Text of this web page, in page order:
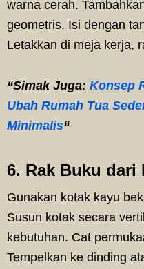
warna cerah.
geometris. Isi dengan
Letakkan di meja kerja,
“Simak Juga: Konsep
Ubah Rumah Tua
Minimalis“
6. Rak Buku dari
Gunakan kotak kayu
Susun kotak secara
kebutuhan. Cat
Tempelkan ke dinding